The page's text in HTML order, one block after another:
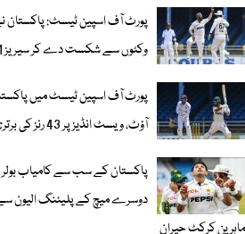
وکٹوں سے شکست دے کر سیریز 1-1 سے برابر کردی
آؤٹ، ویسٹ انڈیز پر 43 رنز کی برتری حاصل کرلی
پاکستان کے سب سے کامیاب
دوسرے میچ کے پلیئنگ الیون سے
ماہرینِ کرکٹ حیران